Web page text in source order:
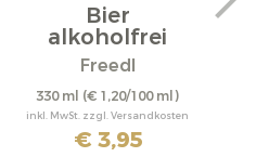
Bier
alkoholfrei
"Classic"
Freedl
330 ml (€ 1,20/100 ml)
inkl. MwSt. zzgl. Versandkosten
€ 3,95